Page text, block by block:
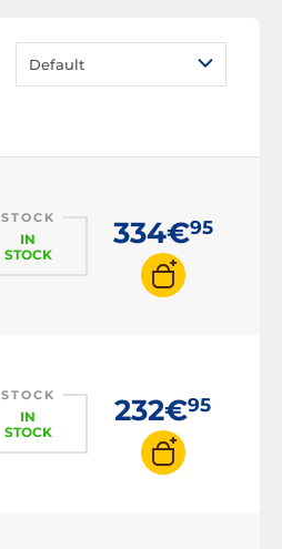
Monitor PC OLED
Monitor PC 22 pollici
Monitor PC 24 pollici
Monitor PC 27 pollici
Monitor PC 32:9
Monitor PC 100 Hz
Default
STOCK
IN
STOCK
334€95
STOCK
IN
STOCK
232€95